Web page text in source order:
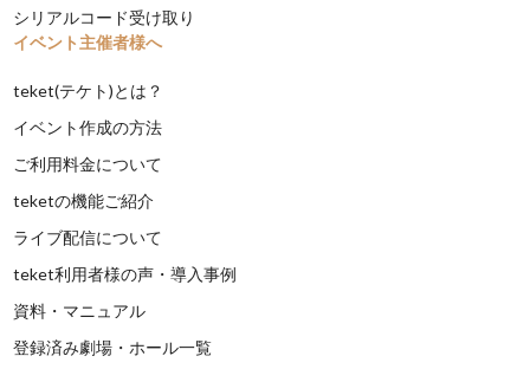
シリアルコード受け取り
イベント主催者様へ
teket(テケト)とは？
イベント作成の方法
ご利用料金について
teketの機能ご紹介
ライブ配信について
teket利用者様の声・導入事例
資料・マニュアル
登録済み劇場・ホール一覧